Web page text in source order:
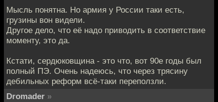
Мысль понятна. Но армия у России таки есть,
грузины вон видели.
Другое дело, что её надо приводить в соответствие
моменту, это да.
Кстати, сердюковщина - это что, вот 90е годы был
полный ПЭ. Очень надеюсь, что через трясину
дебильных реформ всё-таки переползли.
Dromader »